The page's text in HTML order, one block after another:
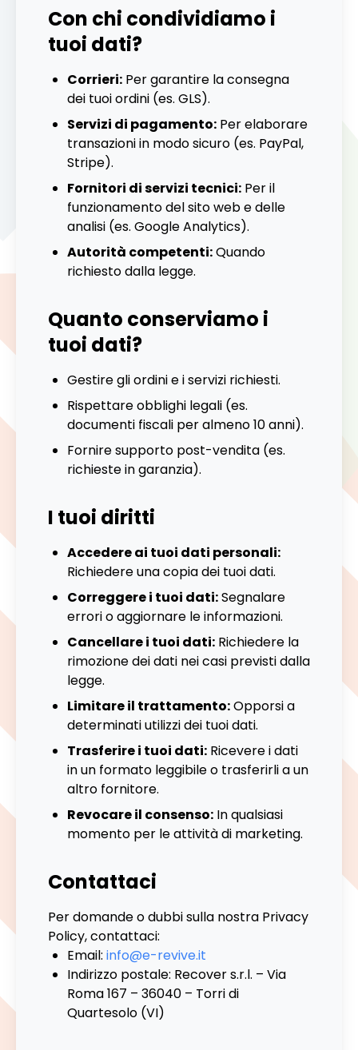
Con chi condividiamo i
tuoi dati?
Corrieri: Per garantire la consegna
dei tuoi ordini (es. GLS).
Servizi di pagamento: Per elaborare
transazioni in modo sicuro (es. PayPal,
Stripe).
Fornitori di servizi tecnici: Per il
funzionamento del sito web e delle
analisi (es. Google Analytics).
Autorità competenti:Quando
richiesto dalla legge.
Quanto conserviamo i
tuoi dati?
Gestire gli ordini e i servizi richiesti.
Rispettare obblighi legali (es.
documenti fiscali per almeno 10 anni).
Fornire supporto post-vendita (es.
richieste in garanzia).
I tuoi diritti
Accedere ai tuoi dati personali:
Richiedere una copia dei tuoi dati.
Correggere i tuoi dati:Segnalare
errori o aggiornare le informazioni.
Cancellare i tuoi dati: Richiedere la
rimozione dei dati nei casi previsti dalla
legge.
Limitare il trattamento:Opporsi a
determinati utilizzi dei tuoi dati.
Trasferire i tuoi dati: Ricevere i dati
in un formato leggibile o trasferirli a un
altro fornitore.
Revocare il consenso: In qualsiasi
momento per le attività di marketing.
Contattaci
Per domande o dubbi sulla nostra Privacy
Policy, contattaci:
Email: info@e-revive.it
Indirizzo postale: Recover s.r.l. – Via
Roma 167 – 36040 – Torri di
Quartesolo (VI)